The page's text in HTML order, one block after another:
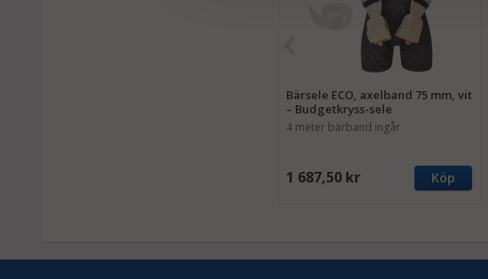
Bärsele ECO, axelband 75 mm, vit
– Budgetkryss-sele
4 meter bärband ingår
1 687,50 kr Köp